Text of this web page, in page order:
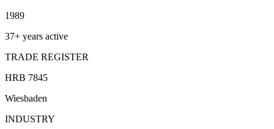
1989
37+ years active
TRADE REGISTER
HRB 7845
Wiesbaden
INDUSTRY